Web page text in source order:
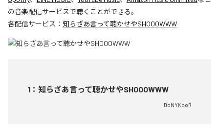
の音楽配信サービスで聴くことができる。
各配信サービス： 知らざあ言って聴かせやSHOOOWWW
1 ： 知らざあ言って聴かせやSHOOOWWW
DoNYKooR